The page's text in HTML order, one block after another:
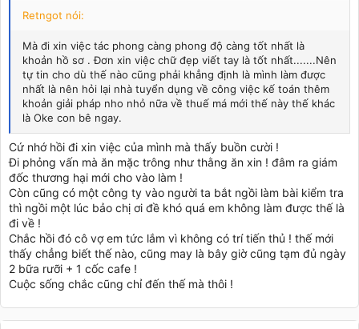
Retngot nói:
Mà đi xin việc tác phong càng phong độ càng tốt nhất là
khoản hồ sơ . Đơn xin việc chữ đẹp viết tay là tốt nhất.......Nên
tự tin cho dù thế nào cũng phải khẳng định là mình làm được
nhất là nên hỏi lại nhà tuyển dụng về công việc kế toán thêm
khoản giải pháp nho nhỏ nữa về thuế má mới thế này thế khác
là Oke con bê ngay.
Cứ nhớ hồi đi xin việc của mình mà thấy buồn cười !
Đi phỏng vấn mà ăn mặc trông như thằng ăn xin ! đâm ra giám
đốc thương hại mới cho vào làm !
Còn cũng có một công ty vào người ta bắt ngồi làm bài kiểm tra
thì ngồi một lúc bảo chị ơi đề khó quá em không làm được thế là
đi về !
Chắc hồi đó cô vợ em tức lắm vì không có trí tiến thủ ! thế mới
thấy chẳng biết thế nào, cũng may là bây giờ cũng tạm đủ ngày
2 bữa rưỡi + 1 cốc cafe !
Cuộc sống chắc cũng chỉ đến thế mà thôi !